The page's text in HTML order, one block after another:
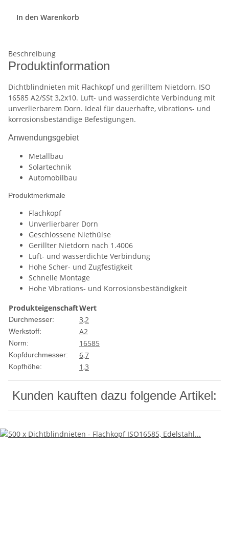
In den Warenkorb
Beschreibung
Produktinformation
Dichtblindnieten mit Flachkopf und gerilltem Nietdorn, ISO
16585 A2/SSt 3,2x10. Luft- und wasserdichte Verbindung mit
unverlierbarem Dorn. Ideal für dauerhafte, vibrations- und
korrosionsbeständige Befestigungen.
Anwendungsgebiet
Metallbau
Solartechnik
Automobilbau
Produktmerkmale
Flachkopf
Unverlierbarer Dorn
Geschlossene Niethülse
Gerillter Nietdorn nach 1.4006
Luft- und wasserdichte Verbindung
Hohe Scher- und Zugfestigkeit
Schnelle Montage
Hohe Vibrations- und Korrosionsbeständigkeit
ProdukteigenschaftWert
Durchmesser: 3,2
Werkstoff: A2
Norm: 16585
Kopfdurchmesser: 6,7
Kopfhöhe: 1,3
Kunden kauften dazu folgende Artikel: